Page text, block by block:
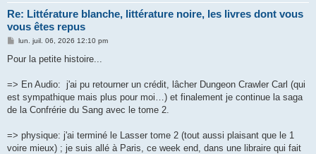
Re: Littérature blanche, littérature noire, les livres dont vous
vous êtes repus
M
s
g
lun. juil. 06, 2026 12:10 pm
Pour la petite histoire...
=> En Audio: j'ai pu retourner un crédit, lâcher Dungeon Crawler Carl (qui
est sympathique mais plus pour moi…) et finalement je continue la saga
de la Confrérie du Sang avec le tome 2.
=> physique: j'ai terminé le Lasser tome 2 (tout aussi plaisant que le 1
voire mieux) ; je suis allé à Paris, ce week end, dans une libraire qui fait